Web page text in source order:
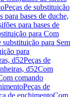
Peças de substituição
para bases de duche,
para bases de
para Com
substituição para Sem
para
d52Peças de
d52Com
comando
Peças de
de enchimentoCom